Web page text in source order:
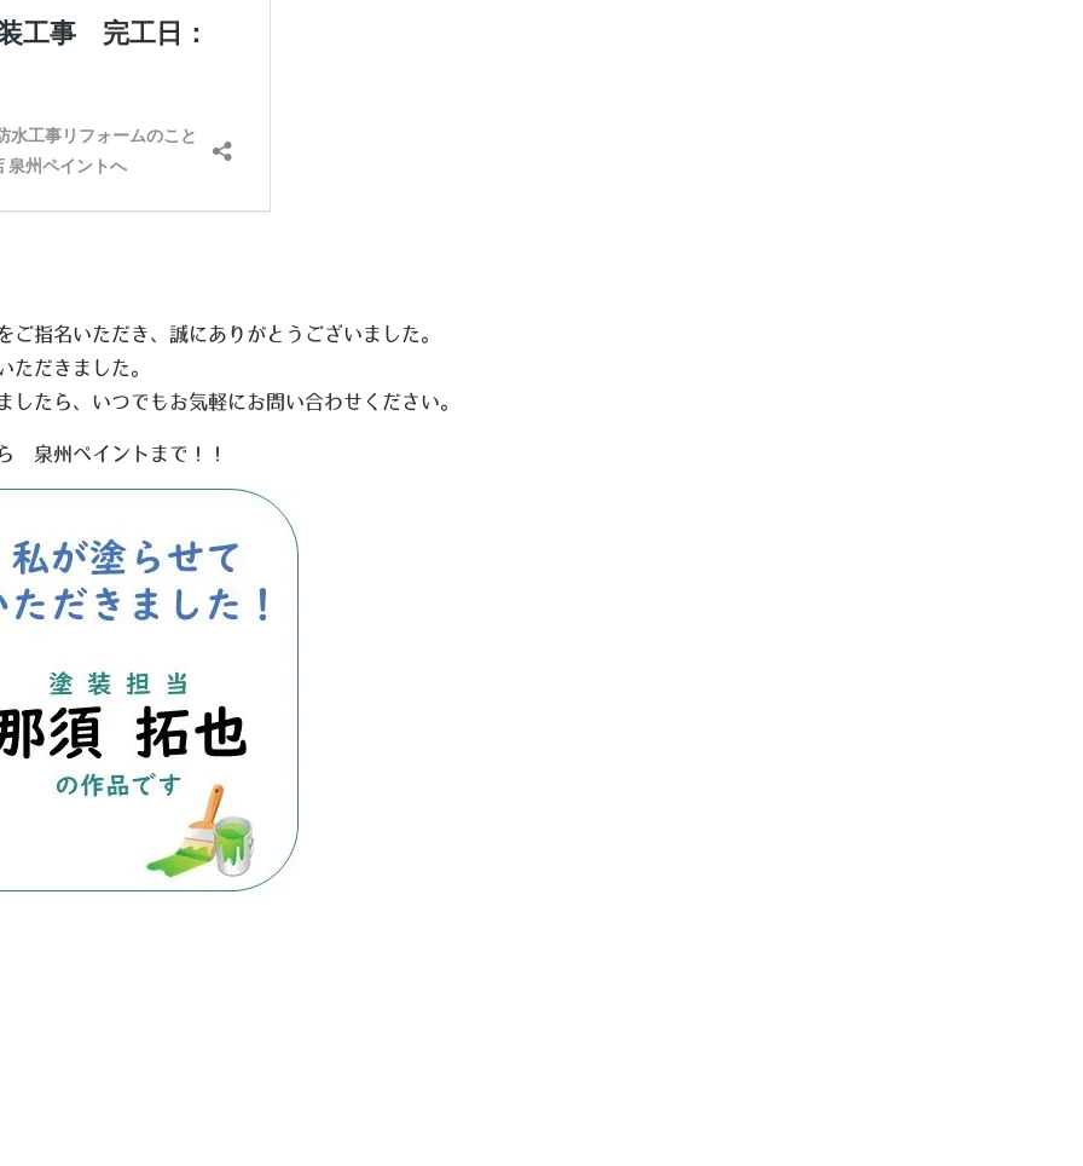
指名いただき、誠にありがとうございました。
ただきました。
たら、いつでもお気軽にお問い合わせください。
泉州ペイントまで！！